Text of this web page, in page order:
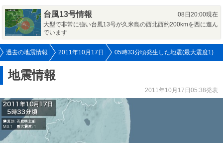
台風13号情報
08日20:00現在
大型で非常に強い台風13号が久米島の西北西約200kmを西に進ん
でいます
過去の地震情報 2011年10月17日 05時33分頃発生した地震(最大震度1)
地震情報
2011年10月17日05:38発表